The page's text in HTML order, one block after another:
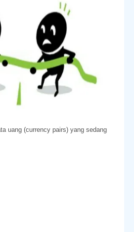
uang (currency pairs) yang sedang